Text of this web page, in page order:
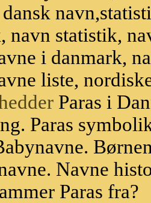
navn statistik,
i danmark,
liste,
Paras i
Paras
Navne
Paras fra?